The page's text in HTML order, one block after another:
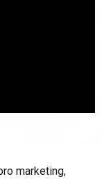
prostředí,